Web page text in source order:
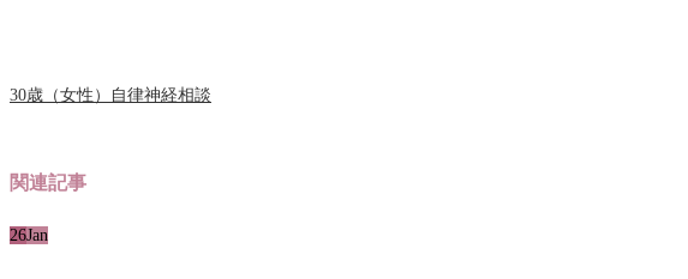
30歳（女性）自律神経相談
関連記事
26Jan